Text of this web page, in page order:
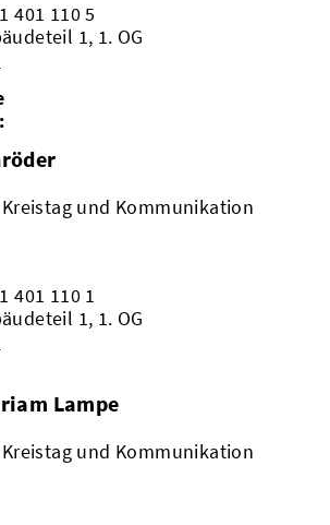
401 110 5
1, 1. OG
und Kommunikation
401 110 1
1, 1. OG
Lampe
und Kommunikation